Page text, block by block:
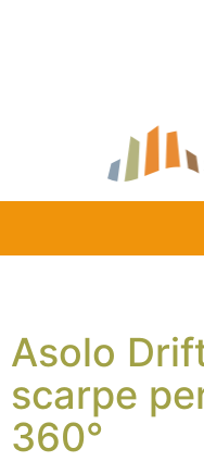
Asolo
scarpe
360°